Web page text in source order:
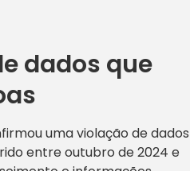
dados que
uma violação de dados
entre outubro de 2024 e